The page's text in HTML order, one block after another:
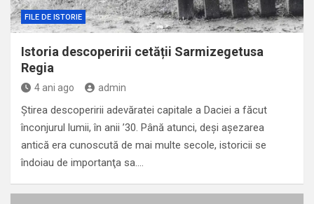
FILE DE ISTORIE
Istoria descoperirii cetății Sarmizegetusa
Regia
4 ani ago admin
Ştirea descoperirii adevăratei capitale a Daciei a făcut
înconjurul lumii, în anii ’30. Până atunci, deşi aşezarea
antică era cunoscută de mai multe secole, istoricii se
îndoiau de importanţa sa.…